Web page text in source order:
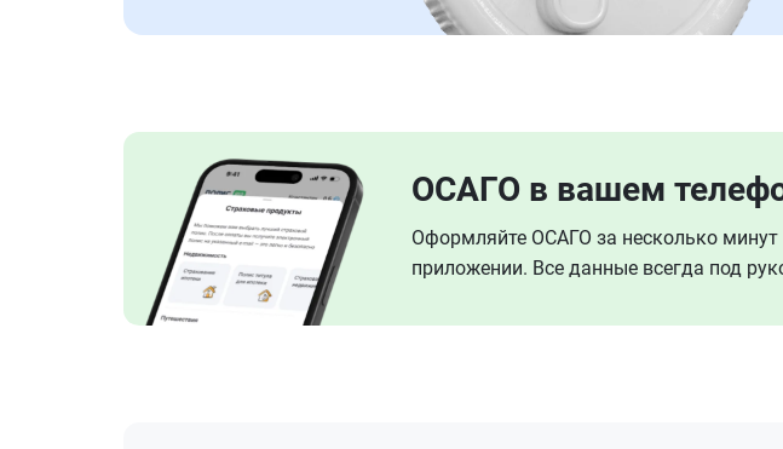
ОСАГО в вашем
Оформляйте ОСАГО за несколько минут
приложении. Все данные всегда под